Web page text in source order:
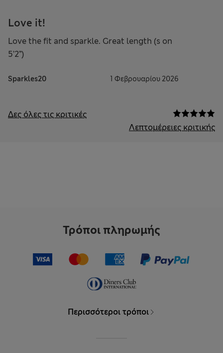
Love it!
Love the fit and sparkle. Great length (s on
5’2”)
Sparkles20 1 Φεβρουαρίου 2026
Δες όλες τις κριτικές
Λεπτομέρειες κριτικής
Τρόποι πληρωμής
Περισσότεροι τρόποι